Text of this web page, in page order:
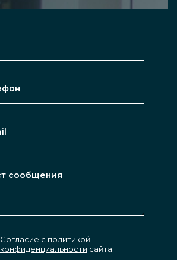
Согласие с политикой
конфиденциальности сайта